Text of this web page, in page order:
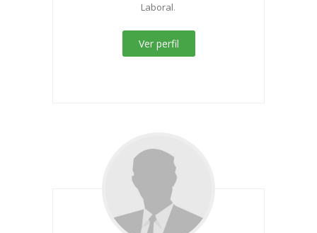
Laboral.
Ver perfil